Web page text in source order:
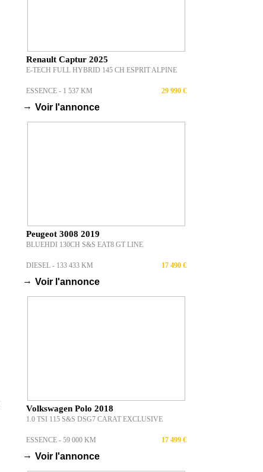
Renault Captur 2025
E-TECH FULL HYBRID 145 CH ESPRIT ALPINE
ESSENCE - 1 537 KM 29 990 €
→ Voir l'annonce
Peugeot 3008 2019
BLUEHDI 130CH S&S EAT8 GT LINE
DIESEL - 133 433 KM 17 490 €
→ Voir l'annonce
Volkswagen Polo 2018
1.0 TSI 115 S&S DSG7 CARAT EXCLUSIVE
ESSENCE - 59 000 KM 17 499 €
→ Voir l'annonce